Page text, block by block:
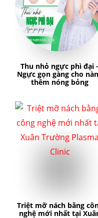
Thu nhỏ ngực phì đại
Ngực gọn gàng cho
thêm nóng bỏng
Triệt mỡ nách bằng
nghệ mới nhất tại